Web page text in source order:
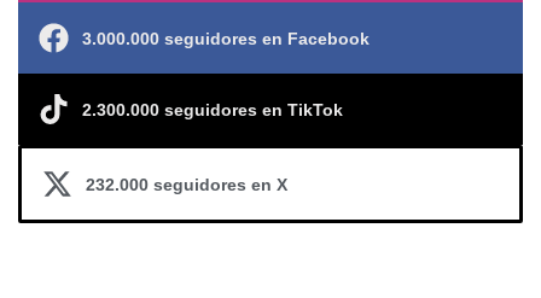
3.000.000 seguidores en Facebook
2.300.000 seguidores en TikTok
232.000 seguidores en X